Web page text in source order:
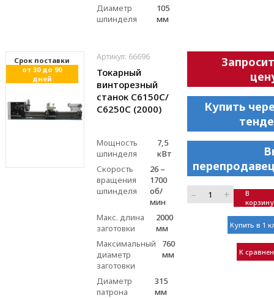
Диаметр
шпинделя
105
мм
Cрок поставки
от 30 до 90
дней
Артикул: 66696
Токарный
винторезный
станок С6150C/
С6250C (2000)
Мощность
шпинделя
7,5
кВт
Скорость
вращения
шпинделя
26 –
1700
об/
мин
Макс. длина
заготовки
2000
мм
Максимальный
диаметр
заготовки
760
мм
Диаметр
патрона
315
мм
Купить
– +
В
корзину
Купить в 1
К